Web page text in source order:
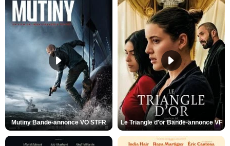
Mutiny Bande-annonce VO STFR Le Triangle d'or Bande-annonce VF